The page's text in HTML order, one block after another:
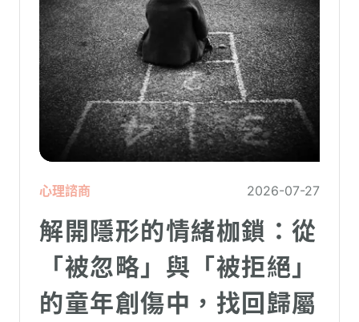
心理諮商 2026-07-27
解開隱形的情緒枷鎖：從
「被忽略」與「被拒絕」
的童年創傷中，找回歸屬